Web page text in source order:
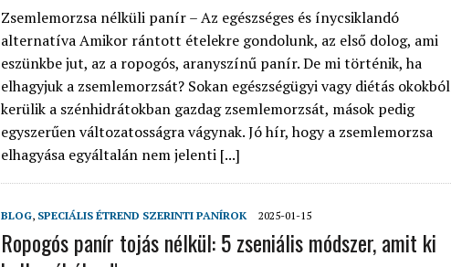
Zsemlemorzsa nélküli panír – Az egészséges és ínycsiklandó
alternatíva Amikor rántott ételekre gondolunk, az első dolog, ami
eszünkbe jut, az a ropogós, aranyszínű panír. De mi történik, ha
elhagyjuk a zsemlemorzsát? Sokan egészségügyi vagy diétás okokból
kerülik a szénhidrátokban gazdag zsemlemorzsát, mások pedig
egyszerűen változatosságra vágynak. Jó hír, hogy a zsemlemorzsa
elhagyása egyáltalán nem jelenti [...]
BLOG, SPECIÁLIS ÉTREND SZERINTI PANÍROK 2025-01-15
Ropogós panír tojás nélkül: 5 zseniális módszer, amit ki